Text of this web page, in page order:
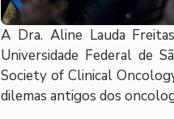
A Dra. Aline Lauda
Universidade Federal de
Society of Clinical
dilemas antigos dos